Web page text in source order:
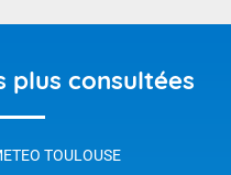
plus consultées
TOULOUSE